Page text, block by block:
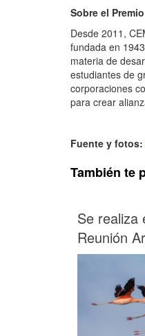
Sobre el Premio
Desde 2011,
fundada en
materia de
estudiantes de
corporaciones
para crear
Fuente y fotos:
También te
Se realiza
Reunión